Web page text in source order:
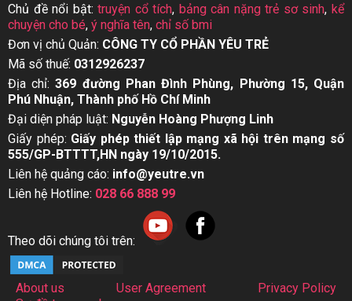
Chủ đề nổi bật:truyện cổ tích, bảng cân nặng trẻ sơ sinh,kể
chuyện cho bé, ý nghĩa tên, chỉ số bmi
Đơn vị chủ Quản: CÔNG TY CỔ PHẦN YÊU TRẺ
Mã số thuế: 0312926237
Địa chỉ:369 đường Phan Đình Phùng, Phường 15, Quận
Phú Nhuận, Thành phố Hồ Chí Minh
Đại diện pháp luật: Nguyễn Hoàng Phượng Linh
Giấy phép: Giấy phép thiết lập mạng xã hội trên mạng số
555/GP-BTTTT,HN ngày 19/10/2015.
Liên hệ quảng cáo: info@yeutre.vn
Liên hệ Hotline: 028 66 888 99
Theo dõi chúng tôi trên:
About us User Agreement
Privacy Policy